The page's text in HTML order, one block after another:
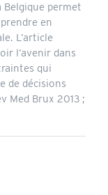
Belgique permet
en
L’article
l’avenir dans
qui
de décisions
Med Brux 2013 ;